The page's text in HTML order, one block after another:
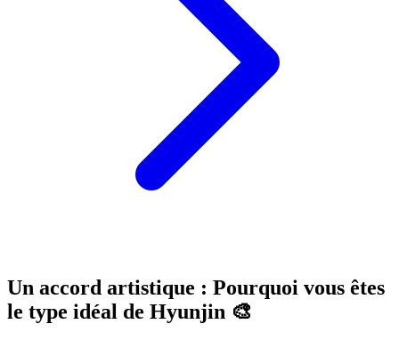
Un accord artistique : Pourquoi vous êtes
le type idéal de Hyunjin 🎨